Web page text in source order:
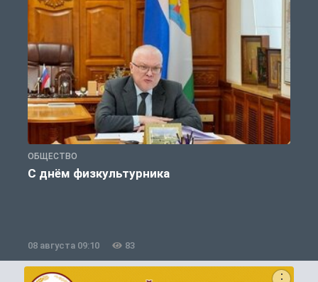
ОБЩЕСТВО
С днём физкультурника
08 августа 09:10 83